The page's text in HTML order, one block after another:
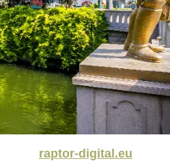
raptor-digital.eu